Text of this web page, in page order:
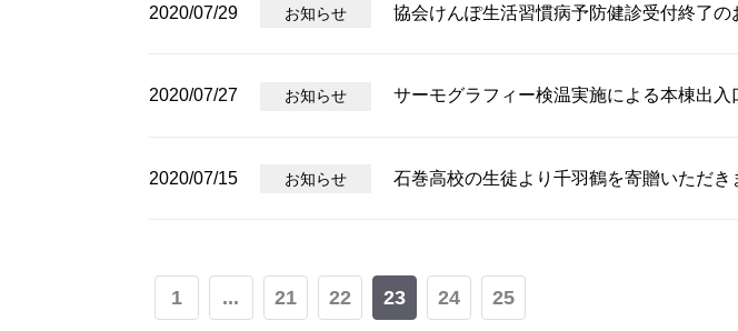
2020/07/29 お知らせ 協会けんぽ生活習慣病予防健診受付終了の
2020/07/27 お知らせ サーモグラフィー検温実施による本棟出入
2020/07/15 お知らせ 石巻高校の生徒より千羽鶴を寄贈いただき
1 ... 21 22 23 24 25